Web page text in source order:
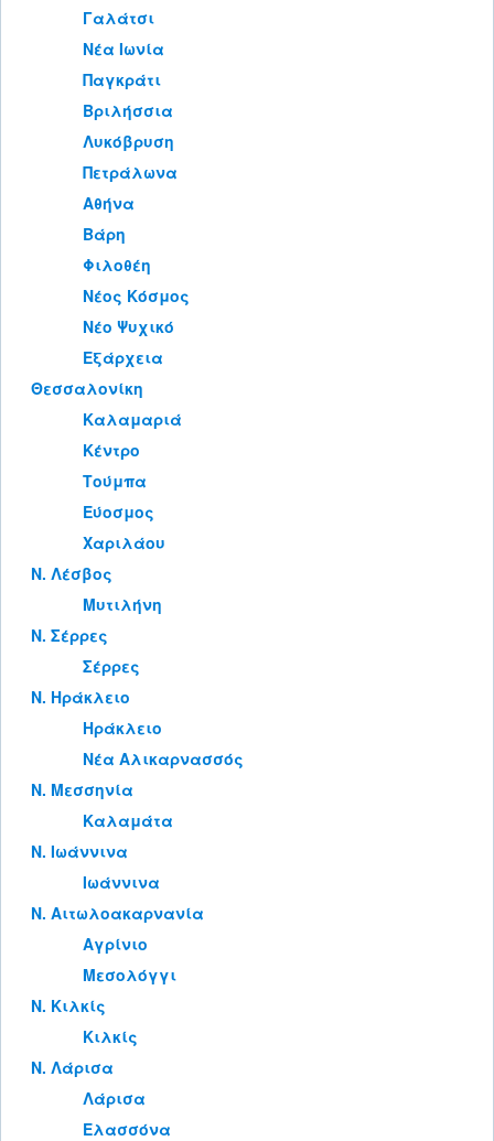
Γαλάτσι
Νέα Ιωνία
Παγκράτι
Βριλήσσια
Λυκόβρυση
Πετράλωνα
Αθήνα
Βάρη
Φιλοθέη
Νέος Κόσμος
Νέο Ψυχικό
Εξάρχεια
Θεσσαλονίκη
Καλαμαριά
Κέντρο
Τούμπα
Εύοσμος
Χαριλάου
Ν. Λέσβος
Μυτιλήνη
Ν. Σέρρες
Σέρρες
Ν. Ηράκλειο
Ηράκλειο
Νέα Αλικαρνασσός
Ν. Μεσσηνία
Καλαμάτα
Ν. Ιωάννινα
Ιωάννινα
Ν. Αιτωλοακαρνανία
Αγρίνιο
Μεσολόγγι
Ν. Κιλκίς
Κιλκίς
Ν. Λάρισα
Λάρισα
Ελασσόνα